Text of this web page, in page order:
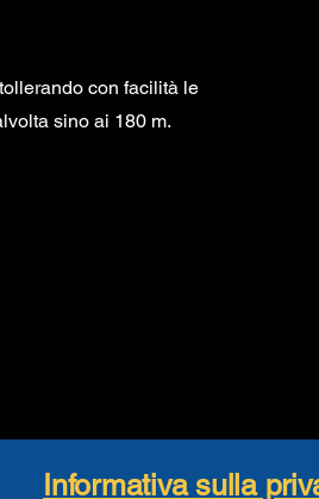
con facilità le
sino ai 180 m.
Informativa sulla